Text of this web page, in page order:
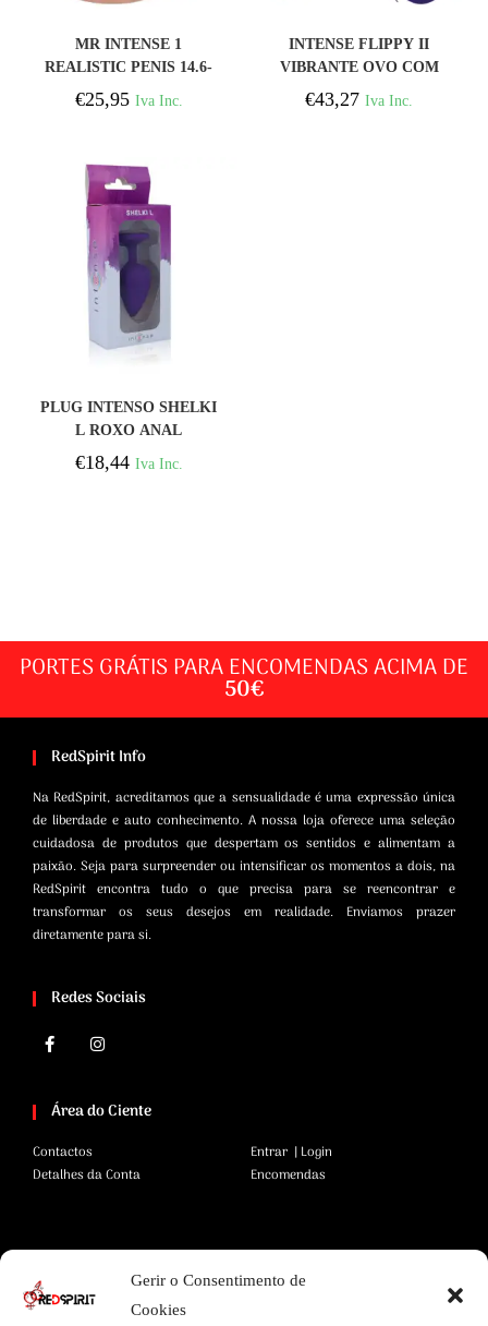
Gerir o Consentimento de
Cookies
MR INTENSE 1
REALISTIC PENIS 14.6-
O- 3.5cm
€25,95 Iva Inc.
INTENSE FLIPPY II
VIBRANTE OVO COM
CONTROLE REMOTO
ROXO
€43,27 Iva Inc.
PLUG INTENSO SHELKI
L ROXO ANAL
€18,44 Iva Inc.
PORTES GRÁTIS PARA ENCOMENDAS ACIMA DE
50€
RedSpirit Info
Na RedSpirit, acreditamos que a sensualidade é uma expressão única
de liberdade e auto conhecimento. A nossa loja oferece uma seleção
cuidadosa de produtos que despertam os sentidos e alimentam a
paixão. Seja para surpreender ou intensificar os momentos a dois, na
RedSpirit encontra tudo o que precisa para se reencontrar e
transformar os seus desejos em realidade. Enviamos prazer
diretamente para si.
Redes Sociais
Área do Ciente
Contactos
Detalhes da Conta
Entrar | Login
Encomendas
Termos e Condições